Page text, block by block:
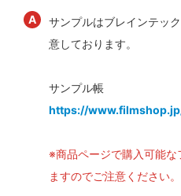
サンプルはブレインテッ
意しております。
サンプル帳
https://
※商品ページで購入可能
ますのでご注意ください。